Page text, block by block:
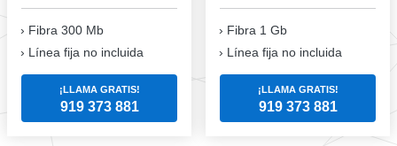
Fibra 300 Mb
Línea fija no incluida
¡LLAMA GRATIS!
919 373 881
Fibra 1 Gb
Línea fija no incluida
¡LLAMA GRATIS!
919 373 881